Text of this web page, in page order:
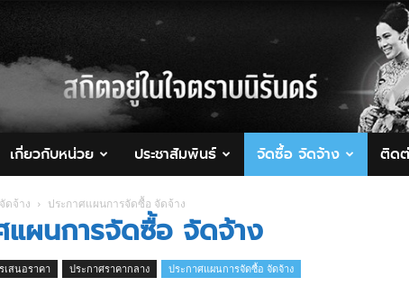
ภาค
เกี่ยวกับหน่วย ประชาสัมพันธ์ จัดซื้อ จัดจ้าง ติดต่
ดจ้าง ประกาศแผนการจัดซื้อ จัดจ้าง
แผนการจัดซื้อ จัดจ้าง
เสนอราคา ประกาศราคากลาง ประกาศแผนการจัดซื้อ จัดจ้าง